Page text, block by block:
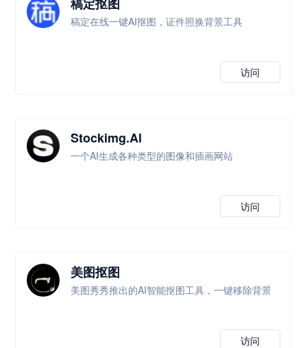
稿定在线一键AI抠图，证件照换背景工具
访问
Stockimg.Al
一个AI生成各种类型的图像和插画网站
访问
美图抠图
美图秀秀推出的AI智能抠图工具，一键移除背景
访问